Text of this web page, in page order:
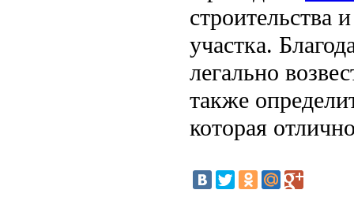
строительства
участка.
легально
также
которая